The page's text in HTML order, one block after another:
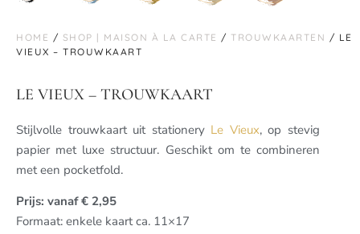
HOME / SHOP | MAISON À LA CARTE / TROUWKAARTEN / LE
VIEUX – TROUWKAART
LE VIEUX – TROUWKAART
Stijlvolle trouwkaart uit stationery Le Vieux, op stevig
papier met luxe structuur. Geschikt om te combineren
met een pocketfold.
Prijs: vanaf € 2,95
Formaat: enkele kaart ca. 11×17